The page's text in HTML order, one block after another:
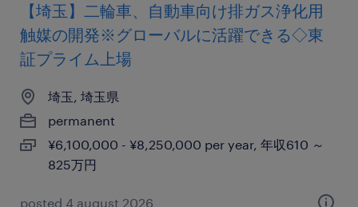
【埼玉】二輪車、自動車向け排ガス浄化用
触媒の開発※グローバルに活躍できる◇東
証プライム上場
埼玉, 埼玉県
permanent
¥6,100,000 - ¥8,250,000 per year, 年収610 ～
825万円
posted 4 august 2026